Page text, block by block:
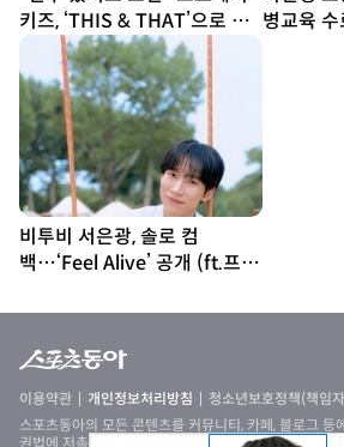
키즈, ‘THIS & THAT’으로 보
여줄 새 얼굴 [종합]
병교육
비투비 서은광, 솔로 컴
백…‘Feel Alive’ 공개 (ft.프니
이용약관 개인정보처리방침 청소년보호정책(책임
스포츠동아의 모든 콘텐츠를 커뮤니티, 카페, 블로그 등
권법에 저촉되며, 법적 제재를 받을 수 있습니다